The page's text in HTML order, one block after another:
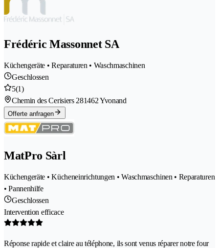
Frédéric Massonnet SA
Küchengeräte • Reparaturen • Waschmaschinen
Geschlossen
5(1)
Chemin des Cerisiers 281462 Yvonand
Offerte anfragen
MatPro Sàrl
Küchengeräte • Kücheneinrichtungen • Waschmaschinen • Reparaturen
• Pannenhilfe
Geschlossen
Intervention efficace
Réponse rapide et claire au téléphone, ils sont venus réparer notre four